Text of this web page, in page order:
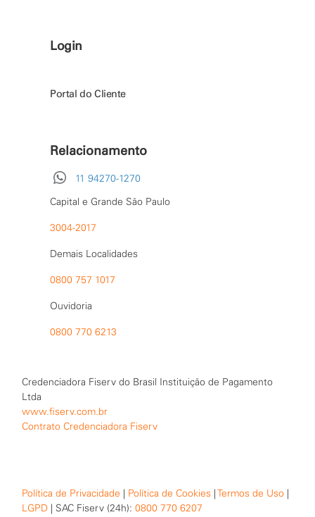
Login
Portal do Cliente
Relacionamento
11 94270-1270
Capital e Grande São Paulo
3004-2017
Demais Localidades
0800 757 1017
Ouvidoria
0800 770 6213
Credenciadora Fiserv do Brasil Instituição de Pagamento
Ltda
www.fiserv.com.br
Contrato Credenciadora Fiserv
Política de Privacidade | Política de Cookies |Termos de Uso |
LGPD | SAC Fiserv (24h):0800 770 6207